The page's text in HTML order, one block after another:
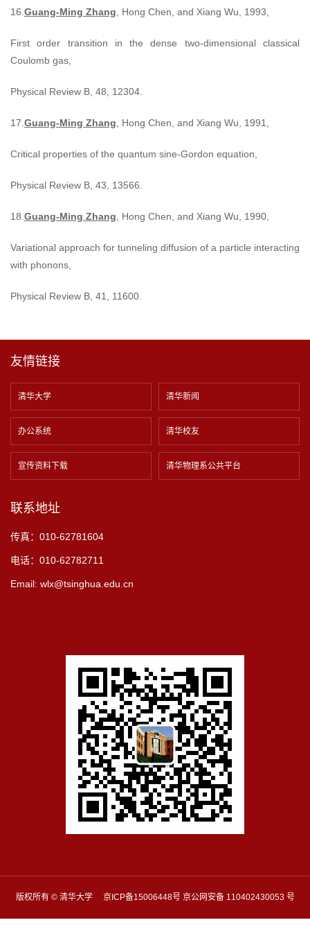
16. Guang-Ming Zhang , Hong Chen, and Xiang Wu, 1993,
First order transition in the dense two-dimensional classical
Coulomb gas,
Physical Review B, 48, 12304.
17. Guang-Ming Zhang , Hong Chen, and Xiang Wu, 1991,
Critical properties of the quantum sine-Gordon equation,
Physical Review B, 43, 13566.
18. Guang-Ming Zhang , Hong Chen, and Xiang Wu, 1990,
Variational approach for tunneling diffusion of a particle interacting
with phonons,
Physical Review B, 41, 11600.
友情链接
清华大学 清华新闻
办公系统 清华校友
宣传资料下载 清华物理系公共平台
联系地址
传真：010-62781604
电话：010-62782711
Email: wlx@tsinghua.edu.cn
版权所有 © 清华大学 京ICP备15006448号 京公网安备 110402430053 号